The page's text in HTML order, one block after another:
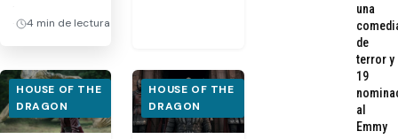
4 min de lectura
HOUSE OF THE
DRAGON
HOUSE OF THE
DRAGON
una
de
terror y
19
al
Emmy